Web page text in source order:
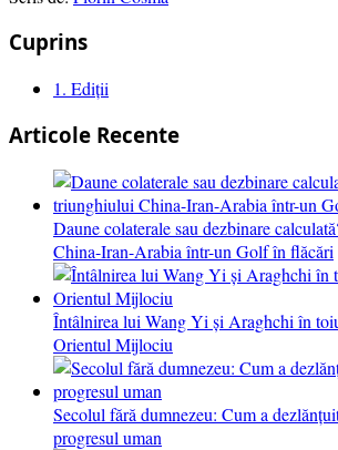
Cuprins
1. Ediții
Articole Recente
Daune colaterale sau dezbinare
China-Iran-Arabia într-un Golf în flăcări
Întâlnirea lui Wang Yi și Araghchi în
Orientul Mijlociu
Secolul fără dumnezeu: Cum a
progresul uman